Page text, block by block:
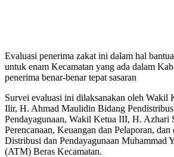
Evaluasi penerima zakat ini dalam hal
untuk enam Kecamatan yang ada dalam
penerima benar-benar tepat sasaran
Survei evaluasi ini dilaksanakan oleh Wakil
Ilir, H. Ahmad Maulidin Bidang
Pendayagunaan, Wakil Ketua III, H. Azhari
Perencanaan, Keuangan dan Pelaporan,
Distribusi dan Pendayagunaan Muhammad
(ATM) Beras Kecamatan.